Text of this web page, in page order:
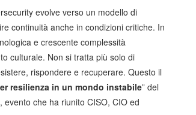
evolve verso un modello di
continuità anche in condizioni critiche. In
e crescente complessità
culturale. Non si tratta più solo di
rispondere e recuperare. Questo il
resilienza in un mondo instabile” del
che ha riunito CISO, CIO ed